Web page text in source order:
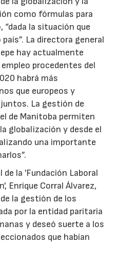
como fórmulas para
la situación que
La directora general
hay actualmente
procedentes del
habrá más
que europeos y
La gestión de
de Manitoba permiten
globalización y desde el
una importante
de la 'Fundación Laboral
Enrique Corral Álvarez,
la gestión de los
por la entidad paritaria
y deseó suerte a los
que habían